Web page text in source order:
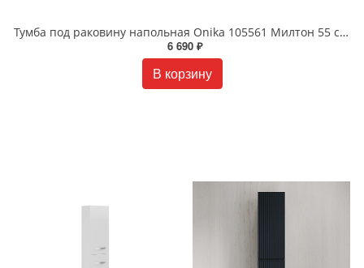
Тумба под раковину напольная Onika 105561 Милтон 55 см белая
6 690 ₽
В корзину